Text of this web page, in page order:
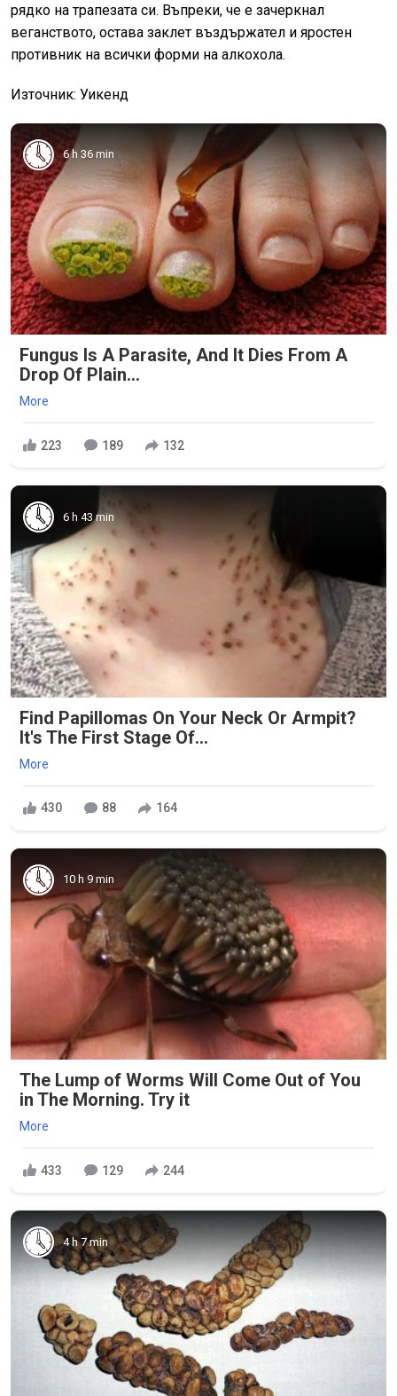
рядко на трапезата си. Въпреки, че е зачеркнал
веганството, остава заклет въздържател и яростен
противник на всички форми на алкохола.
Източник: Уикенд
6 h 36 min
Fungus Is A Parasite, And It Dies From A
Drop Of Plain...
More
223 189 132
6 h 43 min
Find Papillomas On Your Neck Or Armpit?
It's The First Stage Of...
More
430 88 164
10 h 9 min
The Lump of Worms Will Come Out of You
in The Morning. Try it
More
433 129 244
4 h 7 min